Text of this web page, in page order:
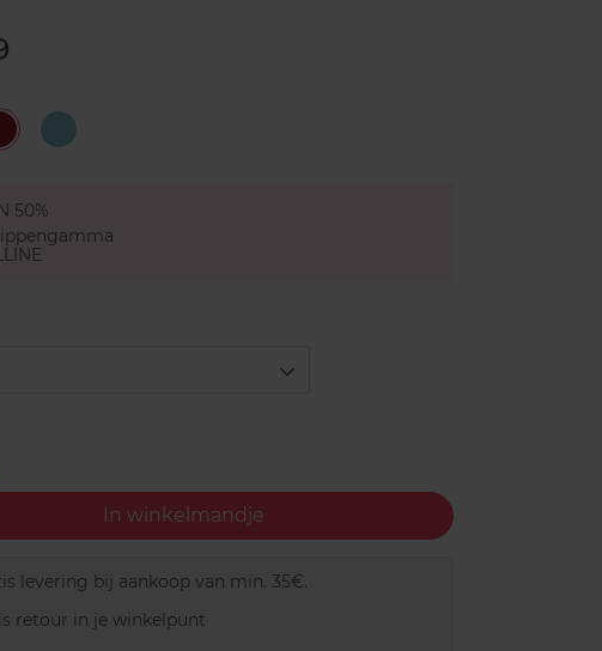
02 03
-
50%
In winkelmandje
levering bij aankoop van min. 35€.
retour in je winkelpunt